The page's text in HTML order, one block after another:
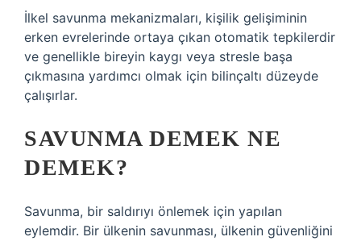
İlkel savunma mekanizmaları, kişilik gelişiminin
erken evrelerinde ortaya çıkan otomatik tepkilerdir
ve genellikle bireyin kaygı veya stresle başa
çıkmasına yardımcı olmak için bilinçaltı düzeyde
çalışırlar.
SAVUNMA DEMEK NE
DEMEK?
Savunma, bir saldırıyı önlemek için yapılan
eylemdir. Bir ülkenin savunması, ülkenin güvenliğini